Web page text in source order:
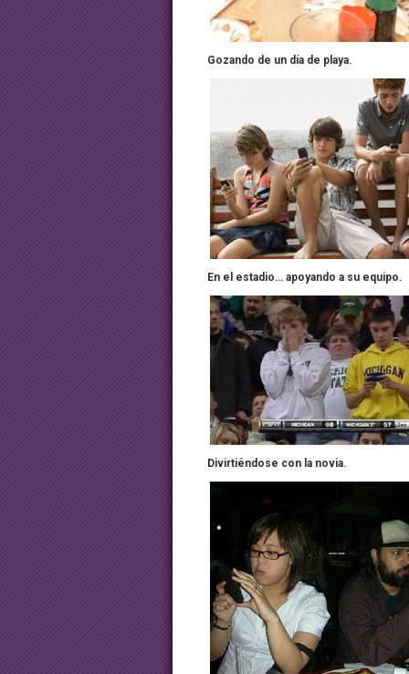
Gozando de un día de playa.
En el estadio… apoyando a su equipo.
Divirtiéndose con la novia.